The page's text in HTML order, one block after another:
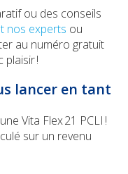
ou des conseils
nos experts ou
au numéro gratuit
plaisir !
lancer en tant
Vita Flex 21 PCLI !
sur un revenu